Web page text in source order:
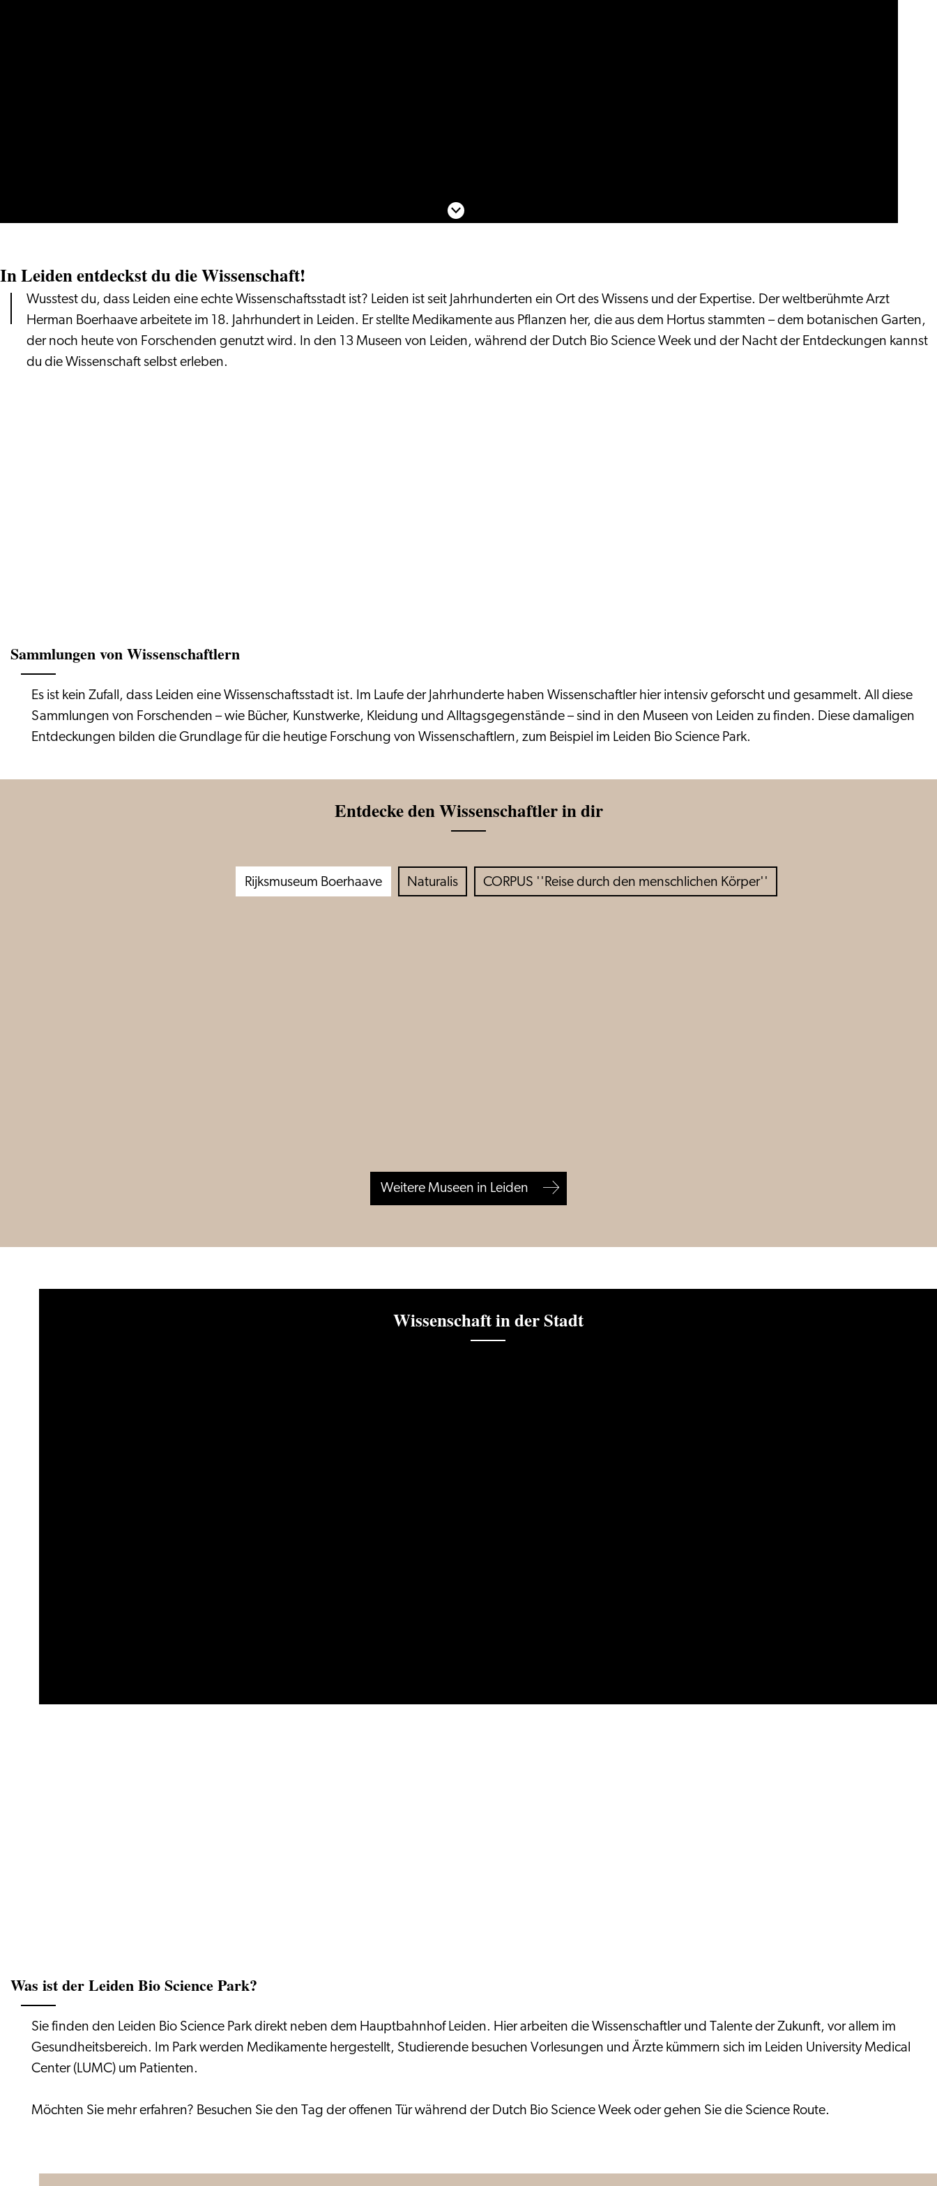
Nach unten scrollen
In Leiden entdeckst du die Wissenschaft!
Wusstest du, dass Leiden eine echte Wissenschaftsstadt ist? Leiden ist seit Jahrhunderten ein Ort des Wissens und der Expertise. Der weltberühmte Arzt
Herman Boerhaave arbeitete im 18. Jahrhundert in Leiden. Er stellte Medikamente aus Pflanzen her, die aus dem Hortus stammten – dem botanischen Garten,
der noch heute von Forschenden genutzt wird. In den 13 Museen von Leiden, während der Dutch Bio Science Week und der Nacht der Entdeckungen kannst
du die Wissenschaft selbst erleben.
Sammlungen von Wissenschaftlern
Es ist kein Zufall, dass Leiden eine Wissenschaftsstadt ist. Im Laufe der Jahrhunderte haben Wissenschaftler hier intensiv geforscht und gesammelt. All diese
Sammlungen von Forschenden – wie Bücher, Kunstwerke, Kleidung und Alltagsgegenstände – sind in den Museen von Leiden zu finden. Diese damaligen
Entdeckungen bilden die Grundlage für die heutige Forschung von Wissenschaftlern, zum Beispiel im Leiden Bio Science Park.
Entdecke den Wissenschaftler in dir
Rijksmuseum Boerhaave Naturalis CORPUS ''Reise durch den menschlichen Körper''
Weitere Museen in Leiden
Wissenschaft in der Stadt
Was ist der Leiden Bio Science Park?
Sie finden den Leiden Bio Science Park direkt neben dem Hauptbahnhof Leiden. Hier arbeiten die Wissenschaftler und Talente der Zukunft, vor allem im
Gesundheitsbereich. Im Park werden Medikamente hergestellt, Studierende besuchen Vorlesungen und Ärzte kümmern sich im Leiden University Medical
Center (LUMC) um Patienten.
Möchten Sie mehr erfahren? Besuchen Sie den Tag der offenen Tür während der Dutch Bio Science Week oder gehen Sie die Science Route.